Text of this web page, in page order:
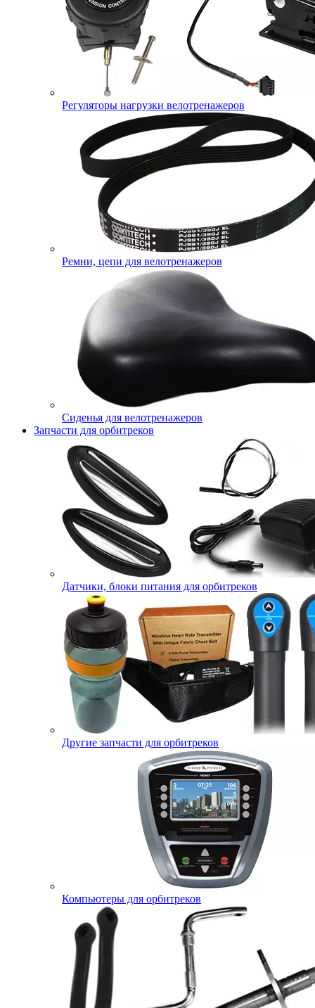
Регуляторы нагрузки велотренажеров
Ремни, цепи для велотренажеров
Сиденья для велотренажеров
Запчасти для орбитреков
Датчики, блоки питания для орбитреков
Другие запчасти для орбитреков
Компьютеры для орбитреков